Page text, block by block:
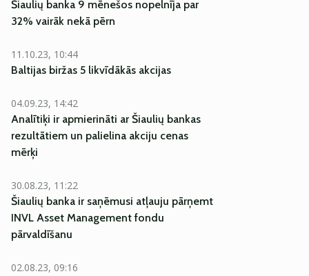
Šiaulių banka 9 mēnešos nopelnīja par
32% vairāk nekā pērn
11.10.23, 10:44
Baltijas biržas 5 likvīdākās akcijas
04.09.23, 14:42
Analītiķi ir apmierināti ar Šiaulių bankas
rezultātiem un palielina akciju cenas
mērķi
30.08.23, 11:22
Šiaulių banka ir saņēmusi atļauju pārņemt
INVL Asset Management fondu
pārvaldīšanu
02.08.23, 09:16